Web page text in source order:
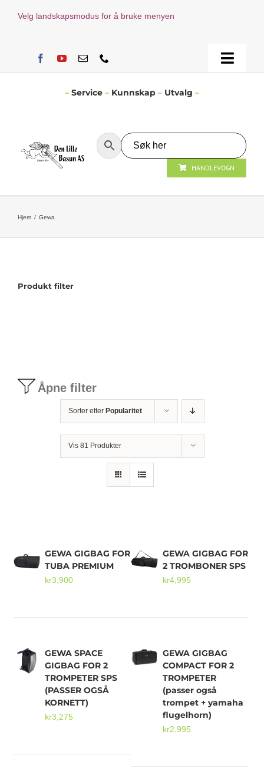
Velg landskapsmodus for å bruke menyen
Toggle
Tilbudstorg
Bager/ etuier
Mikrofoner
– Service – Kunnskap – Utvalg –
HANDLEVOGN
Hjem Gewa
Åpne filter
Sorter etter Popularitet
Vis 81 Produkter
GEWA GIGBAG FOR
TUBA PREMIUM
kr3,900
GEWA GIGBAG FOR
2 TROMBONER SPS
kr4,995
GEWA SPACE
GIGBAG FOR 2
TROMPETER SPS
(PASSER OGSÅ
KORNETT)
kr3,275
GEWA GIGBAG
COMPACT FOR 2
TROMPETER
(passer også
trompet + yamaha
flugelhorn)
kr2,995
Produkt filter